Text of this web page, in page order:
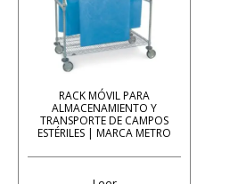
RACK MÓVIL PARA
ALMACENAMIENTO Y
TRANSPORTE DE CAMPOS
ESTÉRILES | MARCA METRO